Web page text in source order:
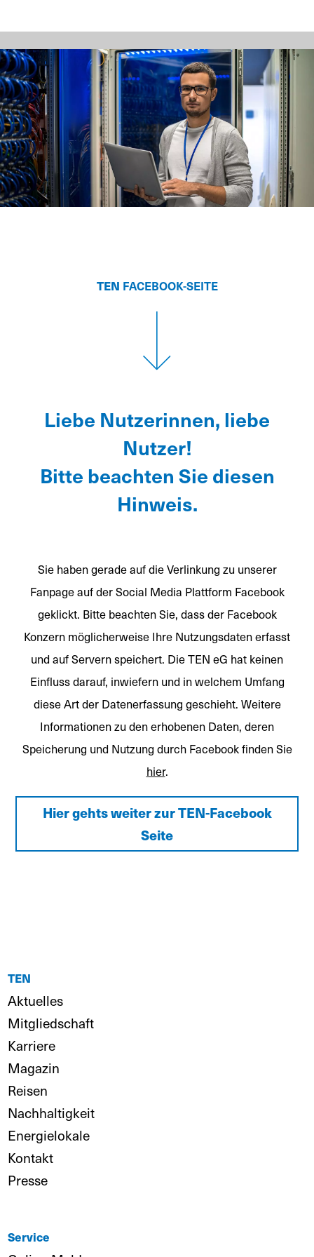
TEN FACEBOOK-SEITE
Liebe Nutzerinnen, liebe
Nutzer!
Bitte beachten Sie diesen
Hinweis.
Sie haben gerade auf die Verlinkung zu unserer
Fanpage auf der Social Media Plattform Facebook
geklickt. Bitte beachten Sie, dass der Facebook
Konzern möglicherweise Ihre Nutzungsdaten erfasst
und auf Servern speichert. Die TEN eG hat keinen
Einfluss darauf, inwiefern und in welchem Umfang
diese Art der Datenerfassung geschieht. Weitere
Informationen zu den erhobenen Daten, deren
Speicherung und Nutzung durch Facebook finden Sie
hier.
Hier gehts weiter zur TEN-Facebook
Seite
TEN
Aktuelles
Mitgliedschaft
Karriere
Magazin
Reisen
Nachhaltigkeit
Energielokale
Kontakt
Presse
Service